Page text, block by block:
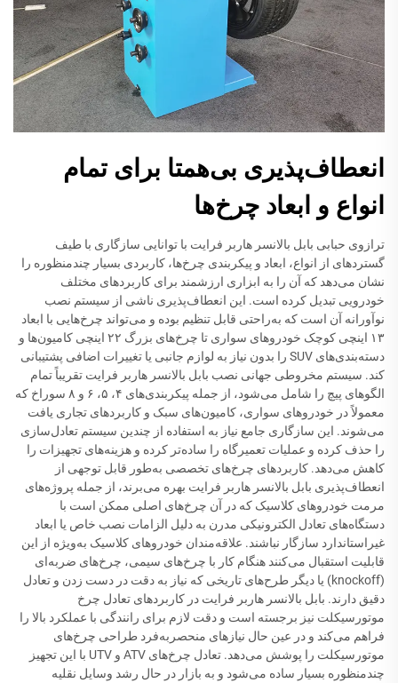
انعطاف‌پذیری بی‌همتا برای تمام
انواع و ابعاد چرخ‌ها
ترازوی حبابی بابل بالانسر هاربر فرایت با توانایی سازگاری با طیف
گستردهای از انواع، ابعاد و پیکربندی چرخ‌ها، کاربردی بسیار چندمنظوره را
نشان می‌دهد که آن را به ابزاری ارزشمند برای کاربردهای مختلف
خودرویی تبدیل کرده است. این انعطاف‌پذیری ناشی از سیستم نصب
نوآورانه آن است که به‌راحتی قابل تنظیم بوده و می‌تواند چرخ‌هایی با ابعاد
۱۳ اینچی کوچک خودروهای سواری تا چرخ‌های بزرگ ۲۲ اینچی کامیون‌ها و
دسته‌بندی‌های SUV را بدون نیاز به لوازم جانبی یا تغییرات اضافی پشتیبانی
کند. سیستم مخروطی جهانی نصب بابل بالانسر هاربر فرایت تقریباً تمام
الگوهای پیچ را شامل می‌شود، از جمله پیکربندی‌های ۴، ۵، ۶ و ۸ سوراخ که
معمولاً در خودروهای سواری، کامیون‌های سبک و کاربردهای تجاری یافت
می‌شوند. این سازگاری جامع نیاز به استفاده از چندین سیستم تعادل‌سازی
را حذف کرده و عملیات تعمیرگاه را ساده‌تر کرده و هزینه‌های تجهیزات را
کاهش می‌دهد. کاربردهای چرخ‌های تخصصی به‌طور قابل توجهی از
انعطاف‌پذیری بابل بالانسر هاربر فرایت بهره می‌برند، از جمله پروژه‌های
مرمت خودروهای کلاسیک که در آن چرخ‌های اصلی ممکن است با
دستگاه‌های تعادل الکترونیکی مدرن به دلیل الزامات نصب خاص یا ابعاد
غیراستاندارد سازگار نباشند. علاقه‌مندان خودروهای کلاسیک به‌ویژه از این
قابلیت استقبال می‌کنند هنگام کار با چرخ‌های سیمی، چرخ‌های ضربه‌ای
(knockoff) یا دیگر طرح‌های تاریخی که نیاز به دقت در دست زدن و تعادل
دقیق دارند. بابل بالانسر هاربر فرایت در کاربردهای تعادل چرخ
موتورسیکلت نیز برجسته است و دقت لازم برای رانندگی با عملکرد بالا را
فراهم می‌کند و در عین حال نیازهای منحصربه‌فرد طراحی چرخ‌های
موتورسیکلت را پوشش می‌دهد. تعادل چرخ‌های ATV و UTV با این تجهیز
چندمنظوره بسیار ساده می‌شود و به بازار در حال رشد وسایل نقلیه